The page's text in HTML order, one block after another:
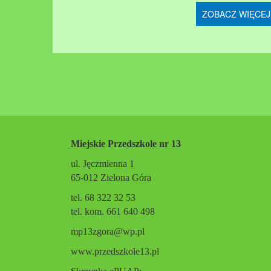
ZOBACZ WIĘCEJ
Miejskie Przedszkole nr 13
ul. Jęczmienna 1
65-012 Zielona Góra
tel. 68 322 32 53
tel. kom. 661 640 498
mp13zgora@wp.pl
www.przedszkole13.pl